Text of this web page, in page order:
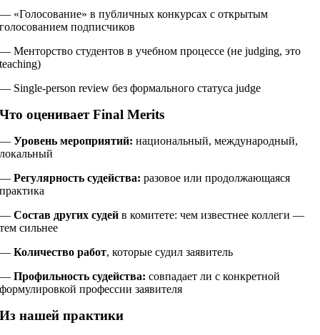
— «Голосование» в публичных конкурсах с открытым
голосованием подписчиков
— Менторство студентов в учебном процессе (не judging, это
teaching)
— Single-person review без формального статуса judge
Что оценивает Final Merits
—Уровень мероприятий: национальный, международный,
локальный
—Регулярность судейства: разовое или продолжающаяся
практика
—Состав других судей в комитете: чем известнее коллеги —
тем сильнее
—Количество работ, которые судил заявитель
—Профильность судейства: совпадает ли с конкретной
формулировкой профессии заявителя
Из нашей практики